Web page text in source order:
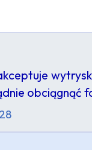
obciągnąć